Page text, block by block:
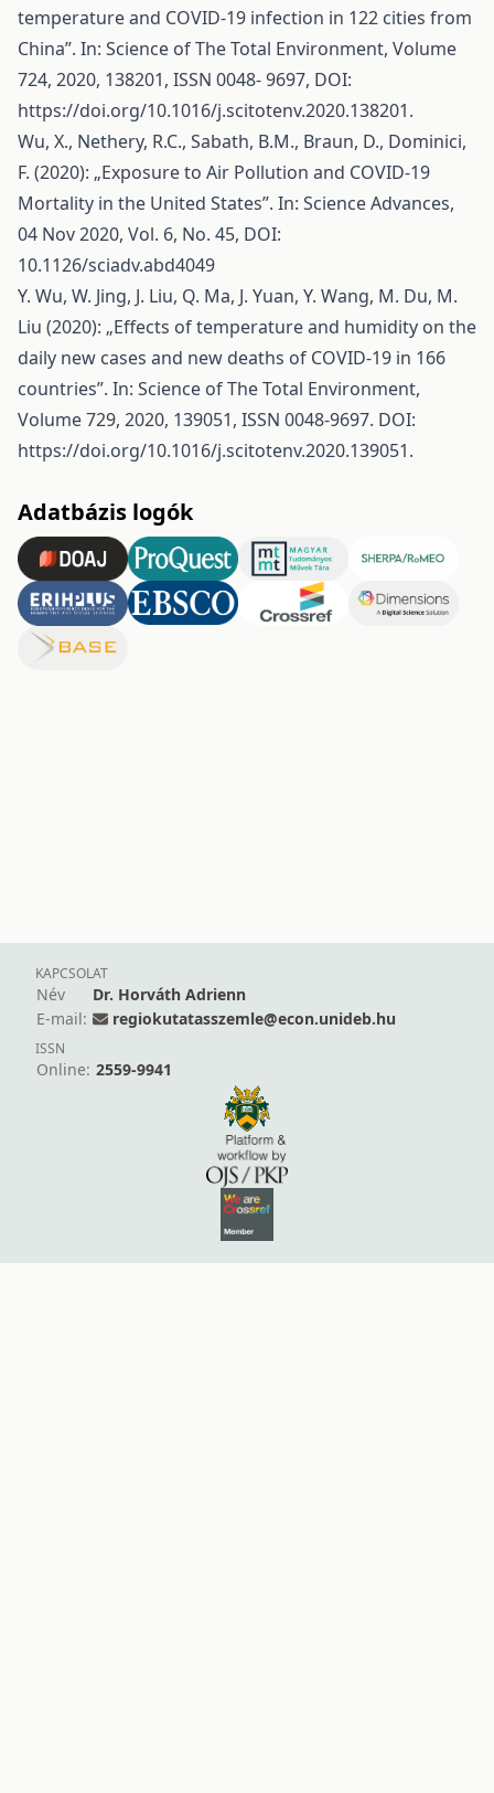
temperature and COVID-19 infection in 122 cities from
China”. In: Science of The Total Environment, Volume
724, 2020, 138201, ISSN 0048- 9697, DOI:
https://doi.org/10.1016/j.scitotenv.2020.138201.
Wu, X., Nethery, R.C., Sabath, B.M., Braun, D., Dominici,
F. (2020): „Exposure to Air Pollution and COVID-19
Mortality in the United States”. In: Science Advances,
04 Nov 2020, Vol. 6, No. 45, DOI:
10.1126/sciadv.abd4049
Y. Wu, W. Jing, J. Liu, Q. Ma, J. Yuan, Y. Wang, M. Du, M.
Liu (2020): „Effects of temperature and humidity on the
daily new cases and new deaths of COVID-19 in 166
countries”. In: Science of The Total Environment,
Volume 729, 2020, 139051, ISSN 0048-9697. DOI:
https://doi.org/10.1016/j.scitotenv.2020.139051.
Adatbázis logók
KAPCSOLAT
Név
Dr. Horváth Adrienn
E-mail:
regiokutatasszemle@econ.unideb.hu
ISSN
Online: 2559-9941